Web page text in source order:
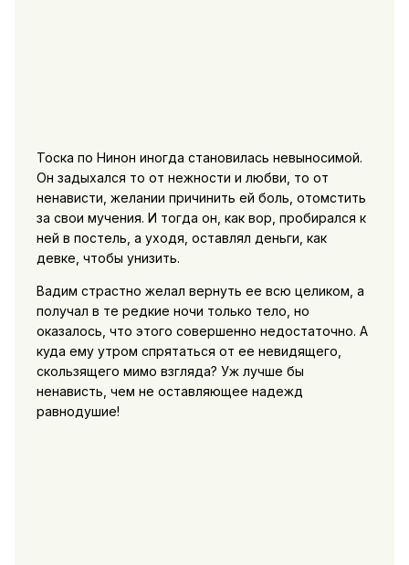
Тоска по Нинон иногда становилась невыносимой.
Он задыхался то от нежности и любви, то от
ненависти, желании причинить ей боль, отомстить
за свои мучения. И тогда он, как вор, пробирался к
ней в постель, а уходя, оставлял деньги, как
девке, чтобы унизить.
Вадим страстно желал вернуть ее всю целиком, а
получал в те редкие ночи только тело, но
оказалось, что этого совершенно недостаточно. А
куда ему утром спрятаться от ее невидящего,
скользящего мимо взгляда? Уж лучше бы
ненависть, чем не оставляющее надежд
равнодушие!